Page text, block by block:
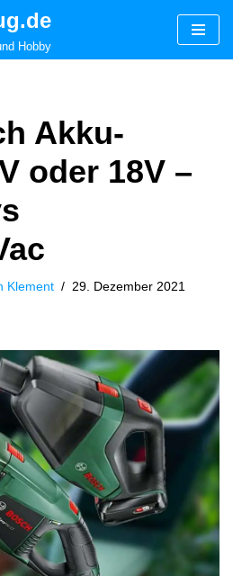
Hobby
Akku-
oder 18V –
Klement 29. Dezember 2021